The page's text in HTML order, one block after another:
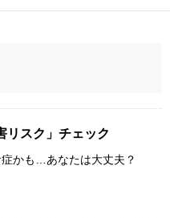
リスク」チェック
かも…あなたは大丈夫？